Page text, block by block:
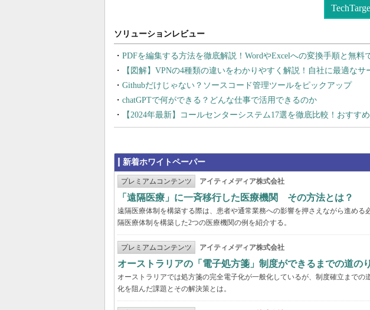
PDFを編集する方法を徹底解説！WordやExcelへの変換手順と無料
【図解】VPNの4種類の違いをわかりやすく解説！自社に最適なサ
Githubだけじゃない？ソースコード管理ツールをピックアップ
chatGPTで何ができる？どんな仕事で活用できるのか
【2024年最新】コールセンターシステム17選を徹底比較！おすす
新着ホワイトペーパー
プレミアムコンテンツ アイティメディア株式会社
「遠隔医療」に一斉移行した医療機関 その方法とは？
遠隔医療体制を構築する際は、患者や通常業務への影響を押さえながら進める
隔医療体制を構築した2つの医療機関の例を紹介する。
プレミアムコンテンツ アイティメディア株式会社
オーストラリアの「電子処方箋」制度ができるまでの道のり
オーストラリアでは処方箋の完全電子化が一般化しているが、制度確立までの
化を阻んだ課題とその解決策とは。